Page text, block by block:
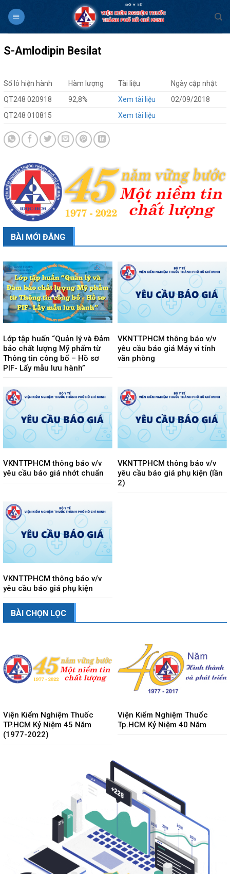
S-Amlodipin Besilat
Số lô hiện hành Hàm lượng Tài liệu
Ngày cập nhật
QT248 020918
92,8% Xem tài liệu
02/09/2018
QT248 010815
Xem tài liệu
BÀI MỚI ĐĂNG
Lớp tập huấn “Quản lý và Đảm
bảo chất lượng Mỹ phẩm từ
Thông tin công bố – Hồ sơ
PIF- Lấy mẫu lưu hành”
VKNTTPHCM thông báo v/v
yêu cầu báo giá Máy vi tính
văn phòng
VKNTTPHCM thông báo v/v
yêu cầu báo giá nhớt chuẩn
VKNTTPHCM thông báo v/v
yêu cầu báo giá phụ kiện (lần
2)
VKNTTPHCM thông báo v/v
yêu cầu báo giá phụ kiện
BÀI CHỌN LỌC
Viện Kiểm Nghiệm Thuốc
TP.HCM Kỷ Niệm 45 Năm
(1977-2022)
Viện Kiểm Nghiệm Thuốc
Tp.HCM Kỷ Niệm 40 Năm